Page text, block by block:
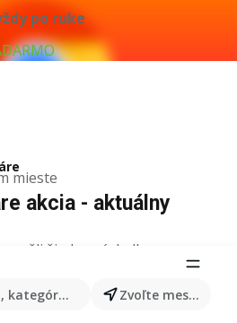
po ruke
mieste
kategórie, produkty... Zvoľte mesto
akcia - aktuálny
žiadne výsledky.
v obchodoch